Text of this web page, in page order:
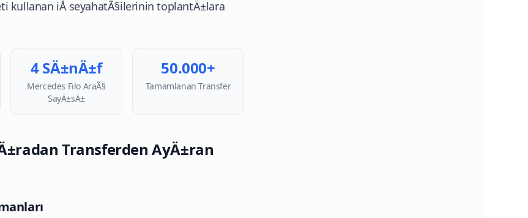
iÅ seyahatÃ§ilerinin toplantÄ±lara
4 SÄ±nÄ±f
Mercedes Filo AraÃ§
SayÄ±sÄ±
50.000+
Tamamlanan Transfer
Transferden AyÄ±ran